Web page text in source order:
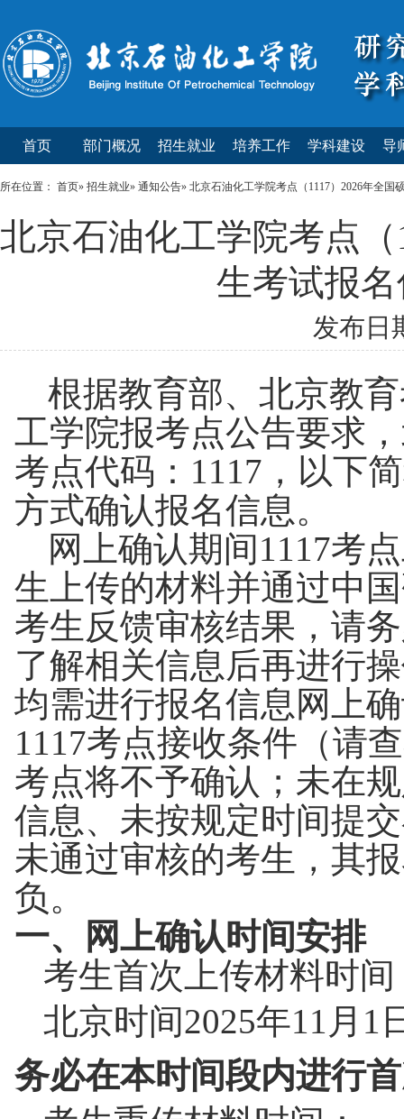
首页 部门概况 招生就业 培养工作 学科建设 导
所在位置： 首页» 招生就业» 通知公告» 北京石油化工学院考点（1117）2026年全
北京石油化工学院考点
生考试报
发布日
根据教育部、北京教
工学院报考点公告要求
考点代码：1117，以下
方式确认报名信息。
网上确认期间1117考
生上传的材料并通过中
考生反馈审核结果，请
了解相关信息后再进行
均需进行报名信息网上
1117考点接收条件（请
考点将不予确认；未在
信息、未按规定时间提
未通过审核的考生，其
负。
一、网上确认时间安排
考生首次上传材料时间
北京时间2025年11 月 1
务必在本时间段内进行